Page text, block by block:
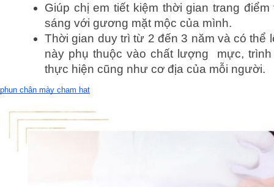
Giúp chị em tiết kiệm thời gian trang
sáng với gương mặt mộc của mình.
Thời gian duy trì từ 2 đến 3 năm và có thể
này phụ thuộc vào chất lượng  mực,
thực hiện cũng như cơ địa của mỗi người.
phun chân mày chạm hạt